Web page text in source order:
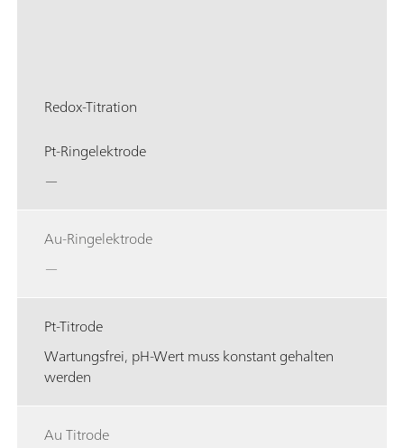
Redox-Titration
Pt-Ringelektrode
—
Au-Ringelektrode
—
Pt-Titrode
Wartungsfrei, pH-Wert muss konstant gehalten
werden
Au Titrode